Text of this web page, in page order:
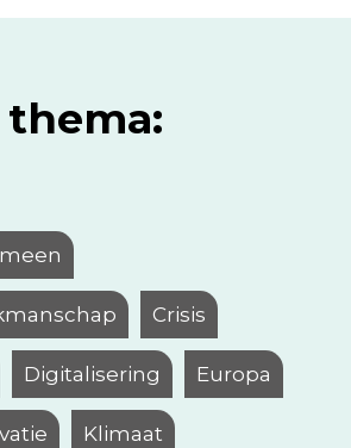
thema:
Crisis
Digitalisering Europa
Klimaat